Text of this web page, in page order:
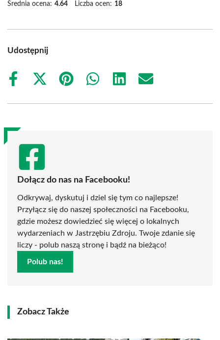
Średnia ocena: 4.64 Liczba ocen: 18
Udostępnij
Share
Share
(Twitter)
Share
Share
Share
Share
Dołącz do nas na Facebooku!
Odkrywaj, dyskutuj i dziel się tym co najlepsze!
Przyłącz się do naszej społeczności na Facebooku,
gdzie możesz dowiedzieć się więcej o lokalnych
wydarzeniach w Jastrzębiu Zdroju. Twoje zdanie się
liczy - polub naszą stronę i bądź na bieżąco!
Polub nas!
Zobacz Także